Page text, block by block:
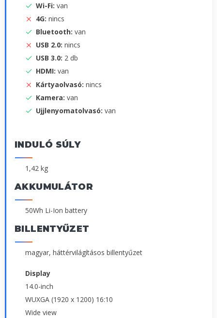
Wi-Fi: van
4G: nincs
Bluetooth: van
USB 2.0: nincs
USB 3.0: 2 db
HDMI: van
Kártyaolvasó: nincs
Kamera: van
Ujjlenyomatolvasó: van
INDULÓ SÚLY
1,42 kg
AKKUMULÁTOR
50Wh Li-Ion battery
BILLENTYŰZET
magyar, háttérvilágításos billentyűzet
Display
14.0-inch
WUXGA (1920 x 1200) 16:10
Wide view